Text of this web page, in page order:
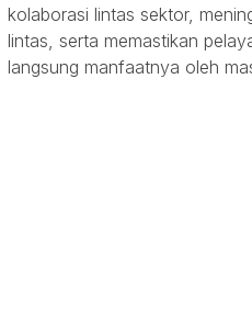
kolaborasi lintas sektor,
lintas, serta memastikan
langsung manfaatnya oleh